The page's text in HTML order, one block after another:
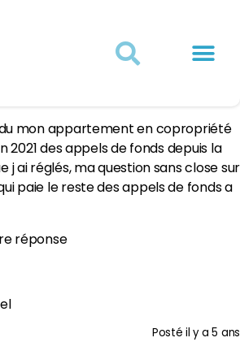
mon appartement en copropriété
2021 des appels de fonds depuis la
j ai réglés, ma question sans close sur
paie le reste des appels de fonds a
réponse
Postéil y a 5 ans